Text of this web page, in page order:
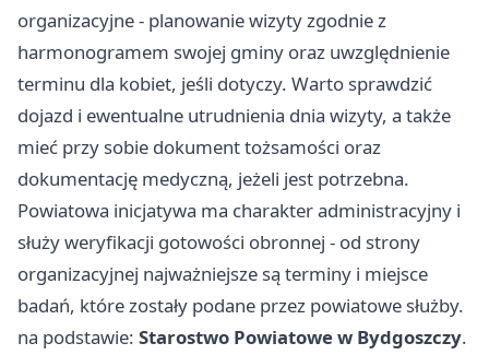
organizacyjne - planowanie wizyty zgodnie z
harmonogramem swojej gminy oraz uwzględnienie
terminu dla kobiet, jeśli dotyczy. Warto sprawdzić
dojazd i ewentualne utrudnienia dnia wizyty, a także
mieć przy sobie dokument tożsamości oraz
dokumentację medyczną, jeżeli jest potrzebna.
Powiatowa inicjatywa ma charakter administracyjny i
służy weryfikacji gotowości obronnej - od strony
organizacyjnej najważniejsze są terminy i miejsce
badań, które zostały podane przez powiatowe służby.
na podstawie: Starostwo Powiatowe w Bydgoszczy.